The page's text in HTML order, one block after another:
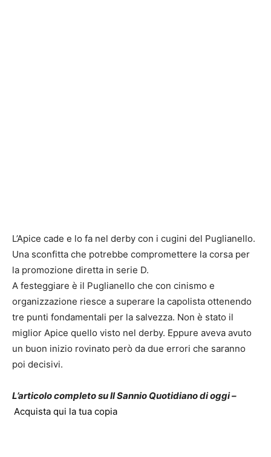
L’Apice cade e lo fa nel derby con i cugini del Puglianello.
Una sconfitta che potrebbe compromettere la corsa per
la promozione diretta in serie D.
A festeggiare è il Puglianello che con cinismo e
organizzazione riesce a superare la capolista ottenendo
tre punti fondamentali per la salvezza. Non è stato il
miglior Apice quello visto nel derby. Eppure aveva avuto
un buon inizio rovinato però da due errori che saranno
poi decisivi.
L’articolo completo su Il Sannio Quotidiano di oggi –
Acquista qui la tua copia